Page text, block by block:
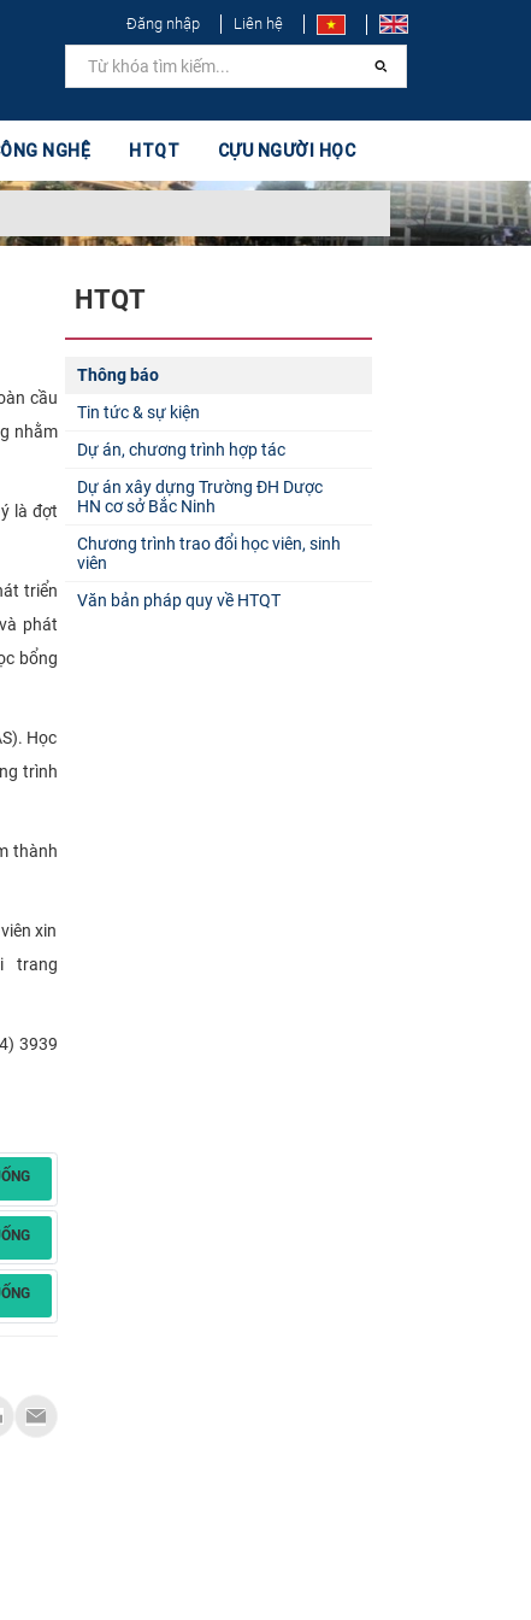
Đăng nhập Liên hệ
NGHỆ HTQT CỰU NGƯỜI HỌC
cầu
nhằm
là đợt
triển
phát
bổng
Học
trình
thành
xin
trang
3939
HTQT
Thông báo
Tin tức & sự kiện
Dự án, chương trình hợp tác
Dự án xây dựng Trường ĐH Dược
HN cơ sở Bắc Ninh
Chương trình trao đổi học viên, sinh
viên
Văn bản pháp quy về HTQT